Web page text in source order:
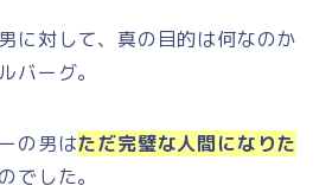
に対して、真の目的は何なのか
バーグ。
の男はただ完璧な人間になりた
でした。